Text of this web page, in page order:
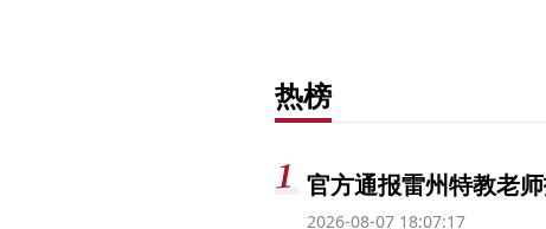
热榜
官方通报雷州特教老
2026-08-07 18:07:17